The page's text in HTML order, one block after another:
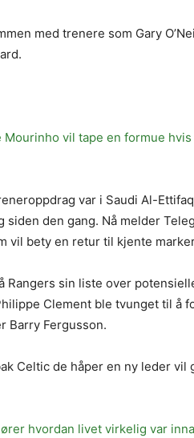
med trenere som Gary
vil tape en formue
var i Saudi Al-
den gang. Nå melder
vil bety en retur til kjente
Rangers sin liste over
Clement ble tvunget til å
Barry Fergusson.
Celtic de håper en ny leder vil
hvordan livet virkelig var